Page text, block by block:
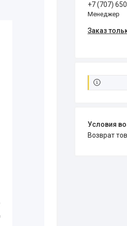
+7 (707)
Менеджер
Заказ
возврат